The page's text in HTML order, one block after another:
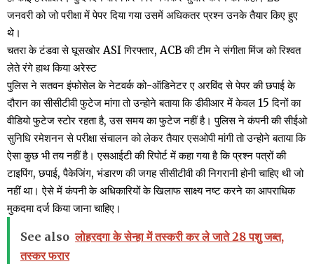
जनवरी को जो परीक्षा में पेपर दिया गया उसमें अधिकतर प्रश्न उनके तैयार किए हुए
थे।
चतरा के टंडवा से घूसखोर ASI गिरफ्तार, ACB की टीम ने संगीता मिंज को रिश्वत
लेते रंगे हाथ किया अरेस्ट
पुलिस ने सतवन इंफोसेल के नेटवर्क को-ऑडिनेटर ए अरविंद से पेपर की छपाई के
दौरान का सीसीटीवी फुटेज मांगा तो उन्होने बताया कि डीवीआर में केवल 15 दिनों का
वीडियो फुटेज स्टोर रहता है, उस समय का फुटेज नहीं है। पुलिस ने कंपनी की सीईओ
सुनिधि रमेशनन से परीक्षा संचालन को लेकर तैयार एसओपी मांगी तो उन्होने बताया कि
ऐसा कुछ भी तय नहीं है। एसआईटी की रिपोर्ट में कहा गया है कि प्रश्न पत्रों की
टाइपिंग, छपाई, पैकेजिंग, भंडारण की जगह सीसीटीवी की निगरानी होनी चाहिए थी जो
नहीं था। ऐसे में कंपनी के अधिकारियों के खिलाफ साक्ष्य नष्ट करने का आपराधिक
मुकदमा दर्ज किया जाना चाहिए।
See also लोहरदगा के सेन्हा में तस्करी कर ले जाते 28 पशु जब्त,
तस्कर फरार